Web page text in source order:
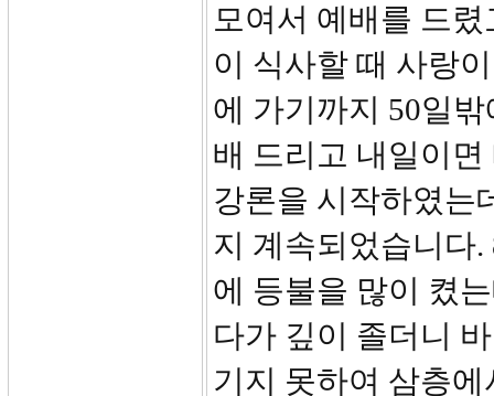
모여서 예배를 드
이 식사할 때 사랑
에 가기까지 50일
배 드리고 내일이
강론을 시작하였는
지 계속되었습니다.
에 등불을 많이 켰
다가 깊이 졸더니
기지 못하여 삼층